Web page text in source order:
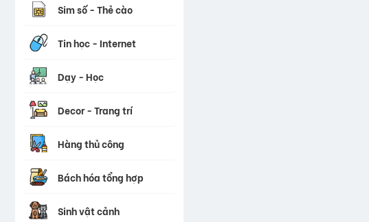
Sim số - Thẻ cào
Tin học - Internet
Dạy - Học
Decor - Trang trí
Hàng thủ công
Bách hóa tổng hợp
Sinh vật cảnh